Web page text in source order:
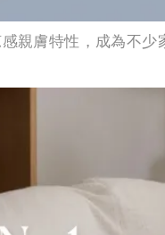
親膚特性，成為不少